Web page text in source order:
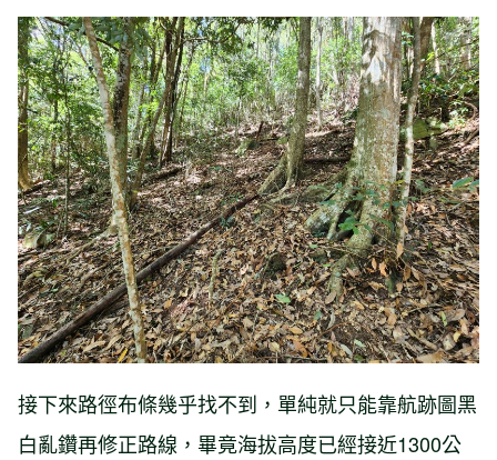
接下來路徑布條幾乎找不到，單純就只能靠航跡圖黑
白亂鑽再修正路線，畢竟海拔高度已經接近1300公